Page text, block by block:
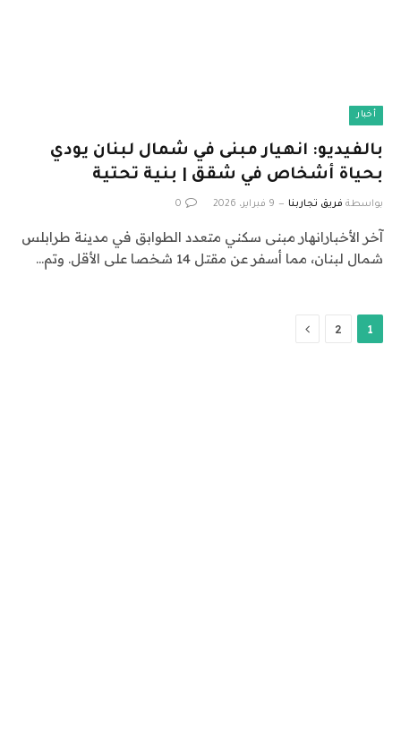
أخبار
بالفيديو: انهيار مبنى في شمال لبنان يودي
بحياة أشخاص في شقق | بنية تحتية
بواسطة فريق تجاربنا 9 فبراير، 2026 0
آخر الأخبارانهار مبنى سكني متعدد الطوابق في مدينة طرابلس
شمال لبنان، مما أسفر عن مقتل 14 شخصا على الأقل. وتم…
1
2 التالي